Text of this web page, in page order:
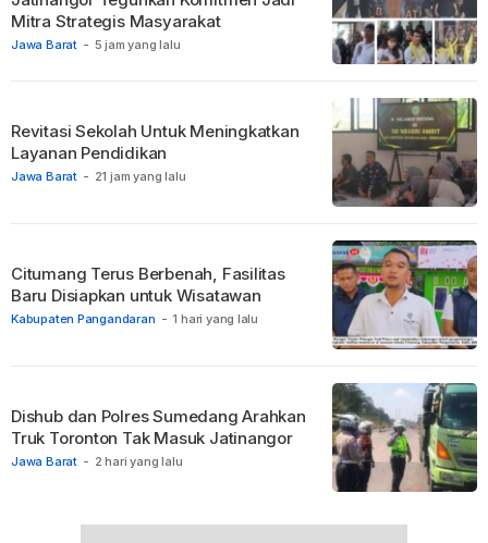
Jawa Barat - 5 jam yang lalu
Mitra Strategis Masyarakat
Jawa Barat - 21 jam yang lalu
Revitasi Sekolah Untuk Meningkatkan
Layanan Pendidikan
Kabupaten Pangandaran - 1 hari yang lalu
Citumang Terus Berbenah, Fasilitas
Baru Disiapkan untuk Wisatawan
Jawa Barat - 2 hari yang lalu
Dishub dan Polres Sumedang Arahkan
Truk Toronton Tak Masuk Jatinangor